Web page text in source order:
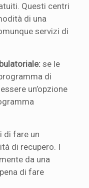
Questi centri
di una
servizi di
se le
di
un’opzione
di fare un
di recupero. I
da una
di fare